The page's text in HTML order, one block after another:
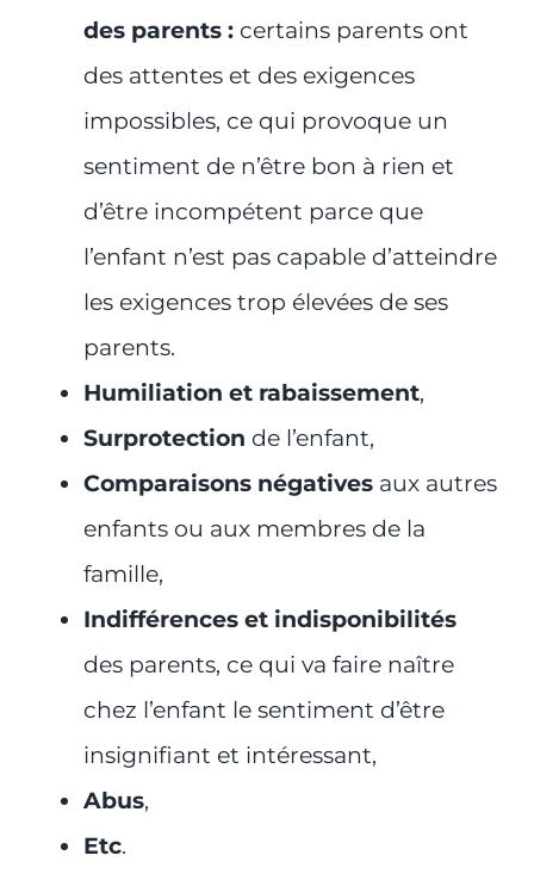
des parents : certains parents ont
des attentes et des exigences
impossibles, ce qui provoque un
sentiment de n’être bon à rien et
d’être incompétent parce que
l’enfant n’est pas capable d’atteindre
les exigences trop élevées de ses
parents.
Humiliation et rabaissement,
Surprotection de l’enfant,
Comparaisons négatives aux autres
enfants ou aux membres de la
famille,
Indifférences et indisponibilités
des parents, ce qui va faire naître
chez l’enfant le sentiment d’être
insignifiant et intéressant,
Abus,
Etc.